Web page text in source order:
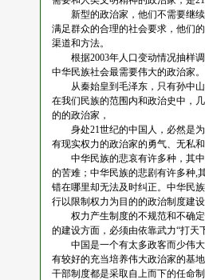
新型的政治家，他们不需要继续
满足群众的合理的社会要求，他们
渠道和方法。
根据2003年人口变动情况抽样调
中华民族社会最需要伟大的政治家。
从秦始皇到毛泽东，只有孙中山
在我们民族的范围内和政治史中，
的的政治家，
身处21世纪的中国人，必然是为
有现实权力的政治家的勇气、无私和
中华民族的悲哀有许多种，其中
的苦难；中华民族的悲剧有许多种,
错在哪里却无法及时纠正。中华民
行以限制权力为目的的政治制度建设
权力产生制度的不规范和不确定
的建设方面，必须由依靠武力“打天
中国是一个有太多政客而少伟大
有较好的充当培养伟大政治家的基
干部制度都是采取自上而下的任命制